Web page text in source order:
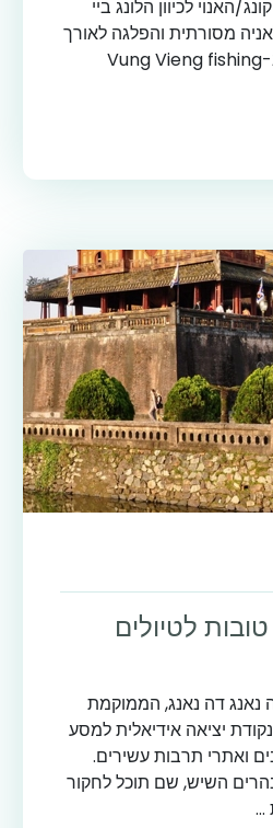
קונג/האנוי לכיוון הלונג ביי
מסורתית והפלגה לאורך
המפרץ. בערב ביקור ב-Vung Vieng fishing
טובות לטיולים
נאנג דה נאנג, הממוקמת
יציאה אידיאלית למסע
ואתרי תרבות עשירים.
השיש, שם תוכל לחקור
...